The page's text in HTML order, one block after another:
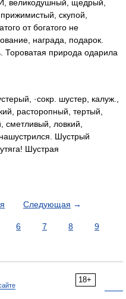
щедрый,
скупой,
от богатого не
награда, подарок.
Тороватая природа одарила
·сокр. шустер, калуж.,
расторопный, тертый,
ловкий,
Шустрый
Шустрая
Следующая →
6 7 8
9
18+